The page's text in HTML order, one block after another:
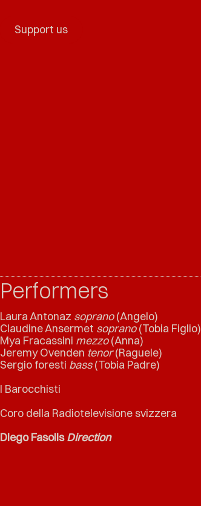
Support us
Performers
Laura Antonaz soprano(Angelo)
Claudine Ansermet soprano(Tobia Figlio)
Mya Fracassini mezzo(Anna)
Jeremy Ovenden tenor(Raguele)
Sergio foresti bass(Tobia Padre)
I Barocchisti
Coro della Radiotelevisione svizzera
Diego FasolisDirection